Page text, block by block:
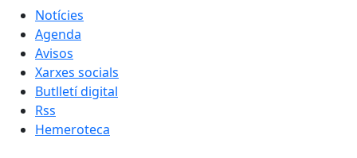
Notícies
Agenda
Avisos
Xarxes socials
Butlletí digital
Rss
Hemeroteca